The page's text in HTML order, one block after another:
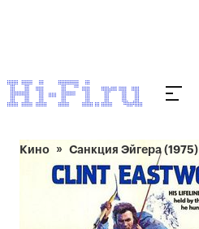
Кино Санкция Эйгера (1975)